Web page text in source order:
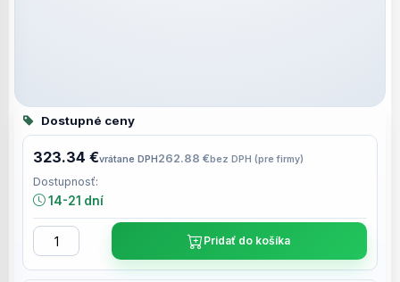
Dostupné ceny
323.34 €vrátane DPH262.88 €bez DPH (pre firmy)
Dostupnosť:
14-21 dní
Pridať do košíka